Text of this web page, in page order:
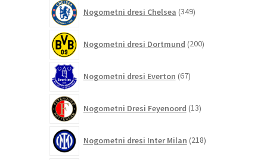
Nogometni dresi Chelsea 349izdelkov
Nogometni dresi Dortmund 200izdelkov
Nogometni dresi Everton 67izdelkov
Nogometni Dresi Feyenoord 13izdelkov
Nogometni dresi Inter Milan 218izdelkov